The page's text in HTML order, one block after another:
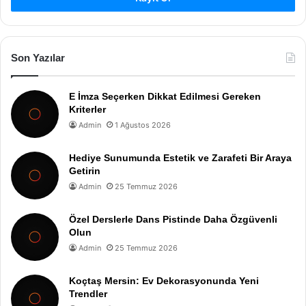
Son Yazılar
E İmza Seçerken Dikkat Edilmesi Gereken
Kriterler
Admin 1 Ağustos 2026
Hediye Sunumunda Estetik ve Zarafeti Bir Araya
Getirin
Admin 25 Temmuz 2026
Özel Derslerle Dans Pistinde Daha Özgüvenli
Olun
Admin 25 Temmuz 2026
Koçtaş Mersin: Ev Dekorasyonunda Yeni
Trendler